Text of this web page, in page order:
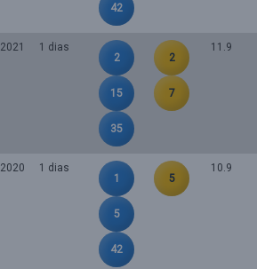
42
1 dias
2
15
35
2
7
11.9
1 dias
1
5
42
5
10.9